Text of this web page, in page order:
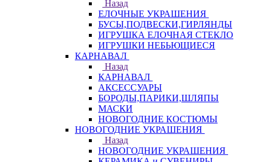
Назад
ЕЛОЧНЫЕ УКРАШЕНИЯ
БУСЫ,ПОДВЕСКИ,ГИРЛЯНДЫ
ИГРУШКА ЕЛОЧНАЯ СТЕКЛО
ИГРУШКИ НЕБЬЮЩИЕСЯ
КАРНАВАЛ
Назад
КАРНАВАЛ
АКСЕССУАРЫ
БОРОДЫ,ПАРИКИ,ШЛЯПЫ
МАСКИ
НОВОГОДНИЕ КОСТЮМЫ
НОВОГОДНИЕ УКРАШЕНИЯ
Назад
НОВОГОДНИЕ УКРАШЕНИЯ